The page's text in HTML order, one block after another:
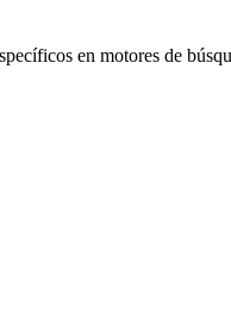
en motores de